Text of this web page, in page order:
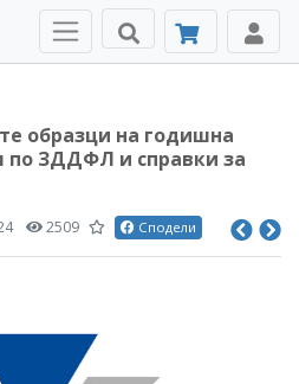
образци на годишна
по ЗДДФЛ и справки за
2509 Сподели